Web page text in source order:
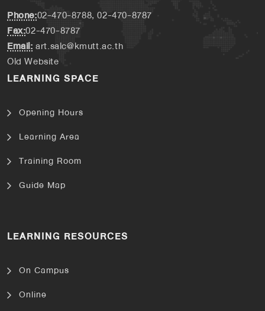
Phone:02-470-8788, 02-470-8787
Fax:02-470-8787
Email:art.salc@kmutt.ac.th
Old Website
LEARNING SPACE
Opening Hours
Learning Area
Training Room
Guide Map
LEARNING RESOURCES
On Campus
Online